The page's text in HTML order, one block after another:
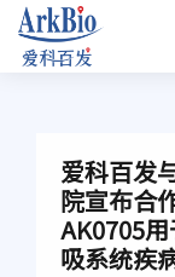
爱科百发
院宣布合
AK0705
吸系统疾